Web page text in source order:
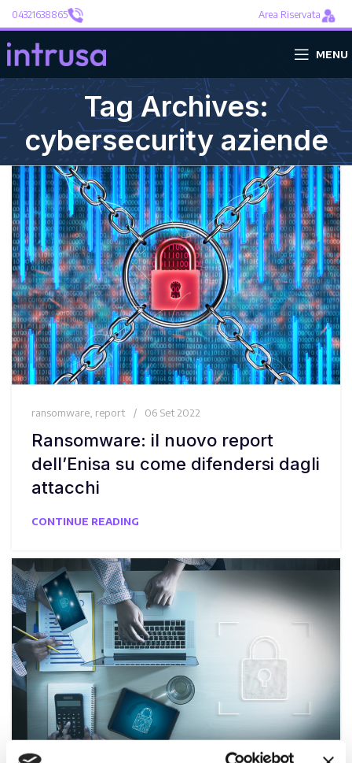
04321638865 Area Riservata
MENU
Tag Archives:
cybersecurity aziende
ransomware report 06 Set 2022
Ransomware: il nuovo report
dell’Enisa su come difendersi dagli
attacchi
CONTINUE READING